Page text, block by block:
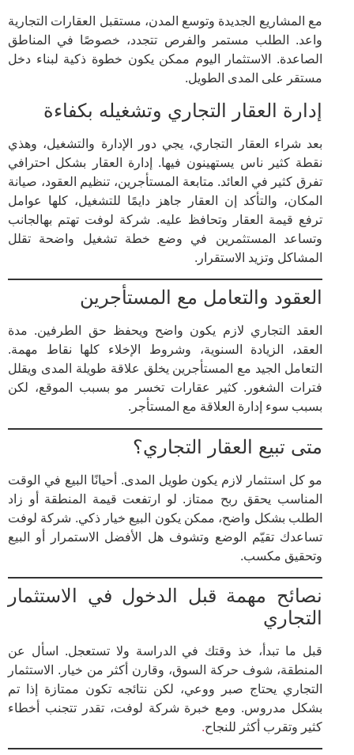
مع المشاريع الجديدة وتوسع المدن، مستقبل العقارات التجارية
واعد. الطلب مستمر والفرص تتجدد، خصوصًا في المناطق
الصاعدة. الاستثمار اليوم ممكن يكون خطوة ذكية لبناء دخل
مستقر على المدى الطويل.
إدارة العقار التجاري وتشغيله بكفاءة
بعد شراء العقار التجاري، يجي دور الإدارة والتشغيل، وهذي
نقطة كثير ناس يستهينون فيها. إدارة العقار بشكل احترافي
تفرق كثير في العائد. متابعة المستأجرين، تنظيم العقود، صيانة
المكان، والتأكد إن العقار جاهز دايمًا للتشغيل، كلها عوامل
ترفع قيمة العقار وتحافظ عليه. شركة لوفت تهتم بهالجانب
وتساعد المستثمرين في وضع خطة تشغيل واضحة تقلل
المشاكل وتزيد الاستقرار.
العقود والتعامل مع المستأجرين
العقد التجاري لازم يكون واضح ويحفظ حق الطرفين. مدة
العقد، الزيادة السنوية، وشروط الإخلاء كلها نقاط مهمة.
التعامل الجيد مع المستأجرين يخلق علاقة طويلة المدى ويقلل
فترات الشغور. كثير عقارات تخسر مو بسبب الموقع، لكن
بسبب سوء إدارة العلاقة مع المستأجر.
متى تبيع العقار التجاري؟
مو كل استثمار لازم يكون طويل المدى. أحيانًا البيع في الوقت
المناسب يحقق ربح ممتاز. لو ارتفعت قيمة المنطقة أو زاد
الطلب بشكل واضح، ممكن يكون البيع خيار ذكي. شركة لوفت
تساعدك تقيّم الوضع وتشوف هل الأفضل الاستمرار أو البيع
وتحقيق مكسب.
نصائح مهمة قبل الدخول في الاستثمار
التجاري
قبل ما تبدأ، خذ وقتك في الدراسة ولا تستعجل. اسأل عن
المنطقة، شوف حركة السوق، وقارن أكثر من خيار. الاستثمار
التجاري يحتاج صبر ووعي، لكن نتائجه تكون ممتازة إذا تم
بشكل مدروس. ومع خبرة شركة لوفت، تقدر تتجنب أخطاء
كثير وتقرب أكثر للنجاح.